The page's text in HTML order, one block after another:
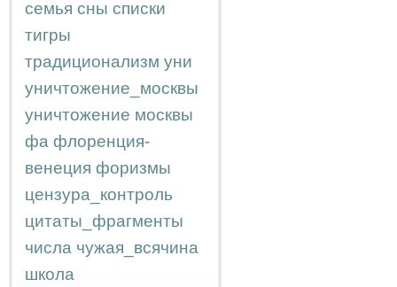
семья сны списки
тигры
традиционализм уни
уничтожение_москвы
уничтожение москвы
фа флоренция-
венеция форизмы
цензура_контроль
цитаты_фрагменты
числа чужая_всячина
школа